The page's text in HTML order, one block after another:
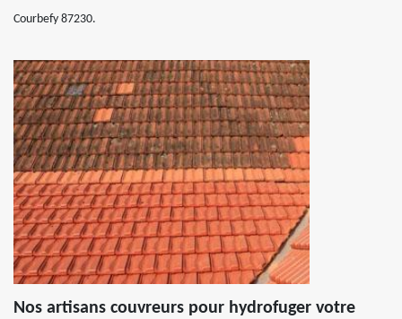
Courbefy 87230.
Nos artisans couvreurs pour hydrofuger votre